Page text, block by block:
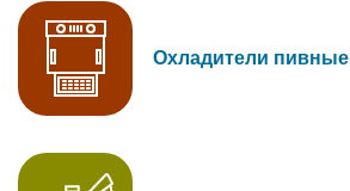
Охладители пивные